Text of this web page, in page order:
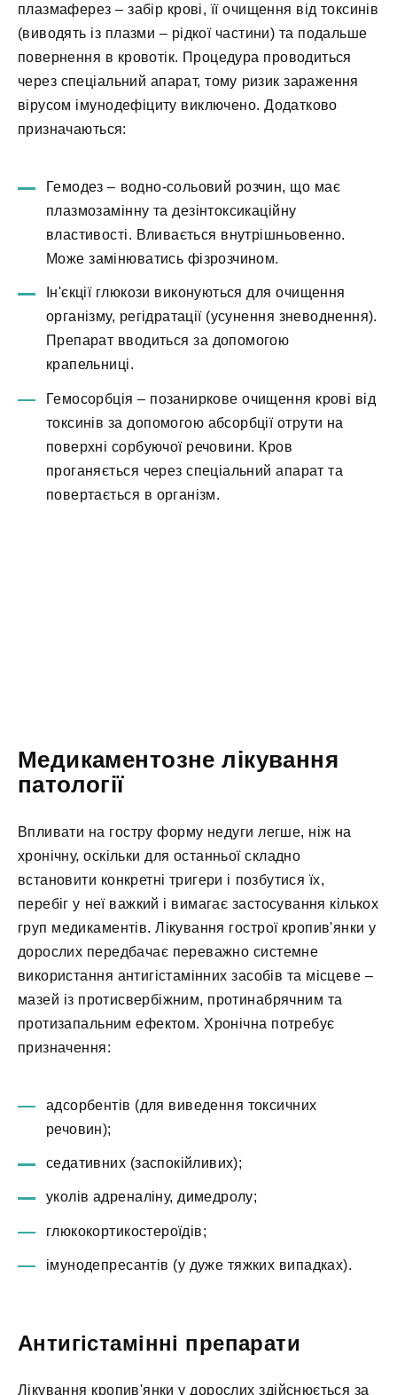
плазмаферез – забір крові, її очищення від токсинів
(виводять із плазми – рідкої частини) та подальше
повернення в кровотік. Процедура проводиться
через спеціальний апарат, тому ризик зараження
вірусом імунодефіциту виключено. Додатково
призначаються:
Гемодез – водно-сольовий розчин, що має
плазмозамінну та дезінтоксикаційну
властивості. Вливається внутрішньовенно.
Може замінюватись фізрозчином.
Ін'єкції глюкози виконуються для очищення
організму, регідратації (усунення зневоднення).
Препарат вводиться за допомогою
крапельниці.
Гемосорбція – позаниркове очищення крові від
токсинів за допомогою абсорбції отрути на
поверхні сорбуючої речовини. Кров
проганяється через спеціальний апарат та
повертається в організм.
Медикаментозне лікування
патології
Впливати на гостру форму недуги легше, ніж на
хронічну, оскільки для останньої складно
встановити конкретні тригери і позбутися їх,
перебіг у неї важкий і вимагає застосування кількох
груп медикаментів. Лікування гострої кропив'янки у
дорослих передбачає переважно системне
використання антигістамінних засобів та місцеве –
мазей із протисвербіжним, протинабрячним та
протизапальним ефектом. Хронічна потребує
призначення:
адсорбентів (для виведення токсичних
речовин);
седативних (заспокійливих);
уколів адреналіну, димедролу;
глюкокортикостероїдів;
імунодепресантів (у дуже тяжких випадках).
Антигістамінні препарати
Лікування кропив'янки у дорослих здійснюється за